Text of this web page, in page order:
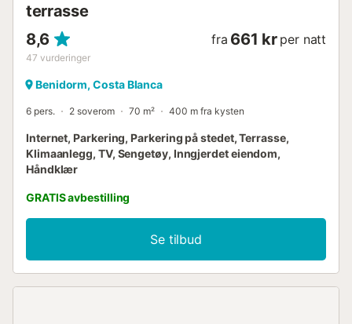
terrasse
8,6
47 vurderinger
fra 661 kr per natt
Benidorm, Costa Blanca
6 pers. 2 soverom 70 m² 400 m fra kysten
Internet, Parkering, Parkering på stedet, Terrasse,
Klimaanlegg, TV, Sengetøy, Inngjerdet eiendom,
Håndklær
GRATIS avbestilling
Se tilbud